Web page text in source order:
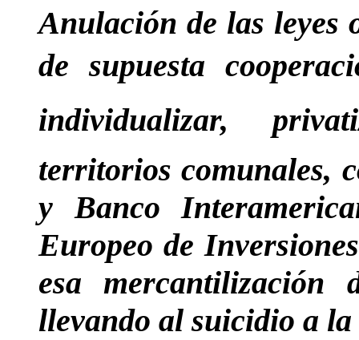
Anulación de las leyes
de supuesta
individualizar,
territorios comunales,
y Banco
Europeo de
esa
llevando al suicidio a